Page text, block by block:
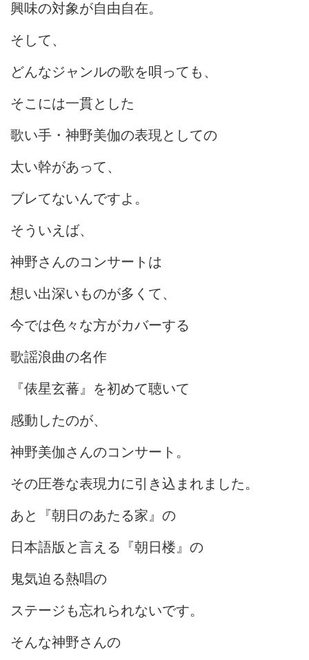
興味の対象が自由自在。
そして、
どんなジャンルの歌を唄っても、
そこには一貫とした
歌い手・神野美伽の表現としての
太い幹があって、
ブレてないんですよ。
そういえば、
神野さんのコンサートは
想い出深いものが多くて、
今では色々な方がカバーする
歌謡浪曲の名作
『俵星玄蕃』を初めて聴いて
感動したのが、
神野美伽さんのコンサート。
その圧巻な表現力に引き込まれました。
あと『朝日のあたる家』の
日本語版と言える『朝日楼』の
鬼気迫る熱唱の
ステージも忘れられないです。
そんな神野さんの